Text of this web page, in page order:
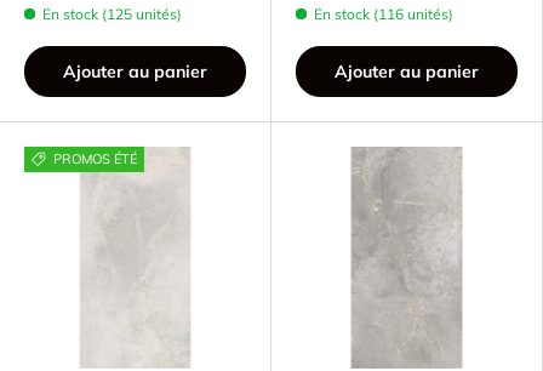
En stock (125 unités)
Ajouter au panier
En stock (116 unités)
Ajouter au panier
PROMOS ÉTÉ